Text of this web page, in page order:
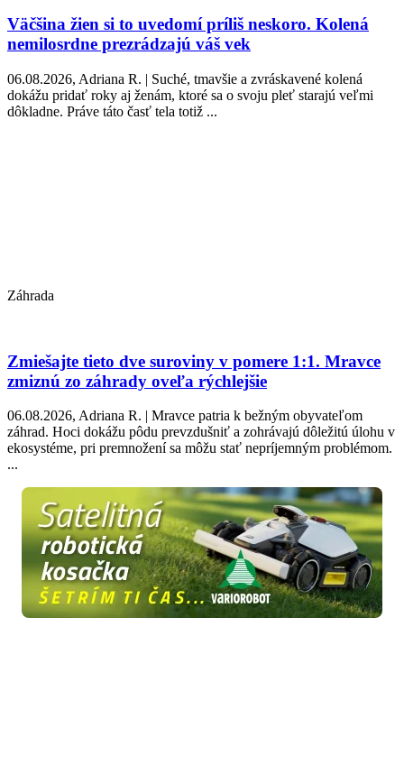
Väčšina žien si to uvedomí príliš neskoro. Kolená
nemilosrdne prezrádzajú váš vek
06.08.2026, Adriana R. | Suché, tmavšie a zvráskavené kolená
dokážu pridať roky aj ženám, ktoré sa o svoju pleť starajú veľmi
dôkladne. Práve táto časť tela totiž ...
Záhrada
Zmiešajte tieto dve suroviny v pomere 1:1. Mravce
zmiznú zo záhrady oveľa rýchlejšie
06.08.2026, Adriana R. | Mravce patria k bežným obyvateľom
záhrad. Hoci dokážu pôdu prevzdušniť a zohrávajú dôležitú úlohu v
ekosystéme, pri premnožení sa môžu stať nepríjemným problémom.
...